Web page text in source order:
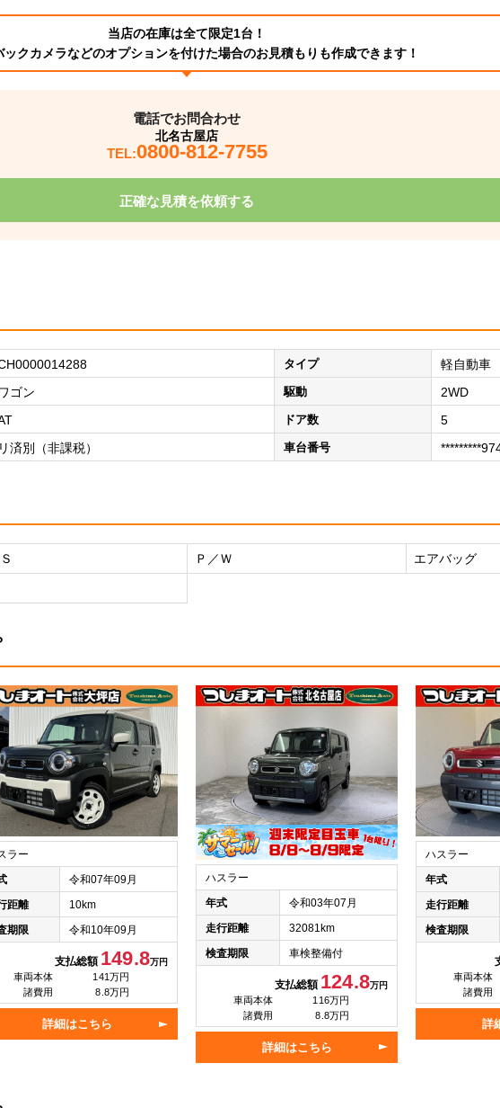
当店の在庫は全て限定1台！
ックカメラなどのオプションを付けた場合のお見積もりも作成できます！
電話でお問合わせ
北名古屋店
TEL:0800-812-7755
正確な見積を依頼する
タイプ 軽自動車
ゴン 駆動 2WD
ドア数 5
リ済別（非課税） 車台番号
Ｐ／Ｗ エアバッグ
ラー
令和07年09月
距離
10km
期限
令和10年09月
支払総額 149.8万円
車両本体
141万円
諸費用
8.8万円
詳細はこちら
ハスラー
年式
令和03年07月
走行距離
32081km
検査期限
車検整備付
支払総額 124.8万円
車両本体
116万円
諸費用
8.8万円
詳細はこちら
ハスラー
年式
走行距離
検査期限
車両本体
諸費用
詳